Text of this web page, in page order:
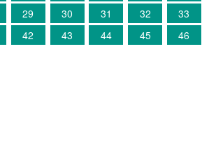
29 30 31 32 33
42 43 44 45 46